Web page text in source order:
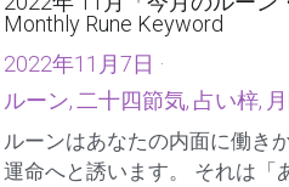
2022年 11月「今月のルーン
Monthly Rune Keyword
2022年11月7日·